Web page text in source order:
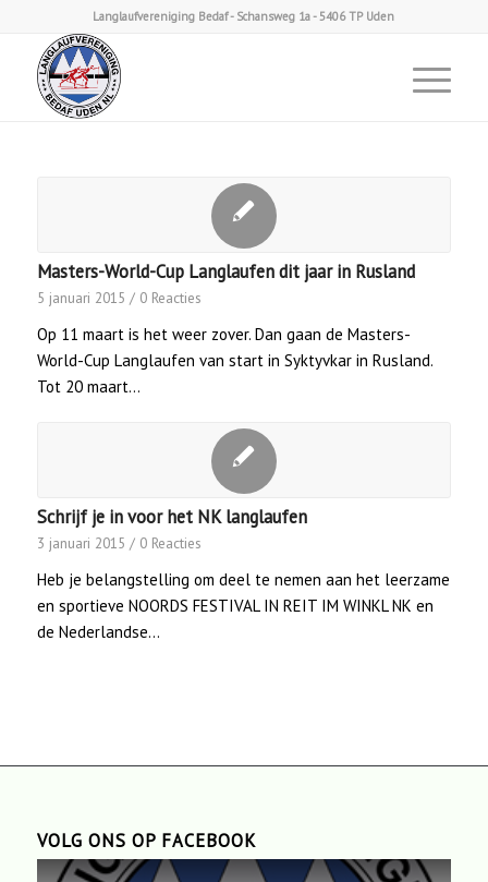
Langlaufvereniging Bedaf - Schansweg 1a - 5406 TP Uden
Masters-World-Cup Langlaufen dit jaar in Rusland
5 januari 2015 / 0 Reacties
Op 11 maart is het weer zover. Dan gaan de Masters-
World-Cup Langlaufen van start in Syktyvkar in Rusland.
Tot 20 maart…
Schrijf je in voor het NK langlaufen
3 januari 2015 / 0 Reacties
Heb je belangstelling om deel te nemen aan het leerzame
en sportieve NOORDS FESTIVAL IN REIT IM WINKL NK en
de Nederlandse…
VOLG ONS OP FACEBOOK